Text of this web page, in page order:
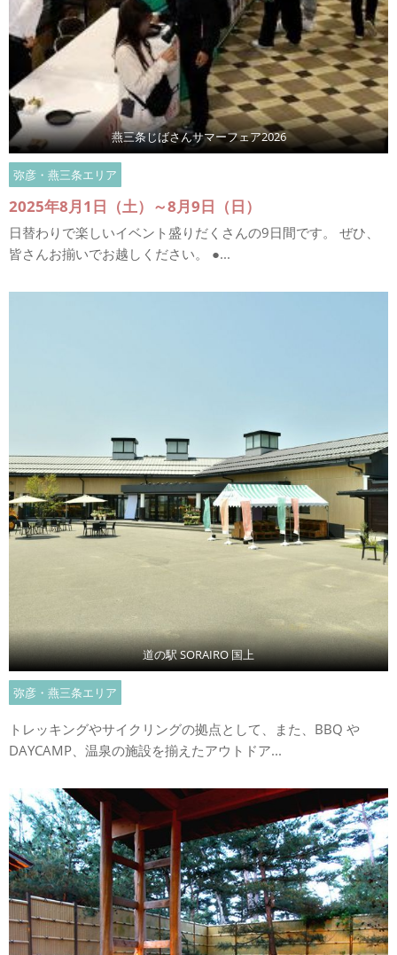
燕三条じばさんサマーフェア2026
弥彦・燕三条エリア
2025年8月1日（土）～8月9日（日）
日替わりで楽しいイベント盛りだくさんの9日間です。 ぜひ、
皆さんお揃いでお越しください。 ●...
道の駅 SORAIRO 国上
弥彦・燕三条エリア
トレッキングやサイクリングの拠点として、また、BBQ や
DAYCAMP、温泉の施設を揃えたアウトドア...